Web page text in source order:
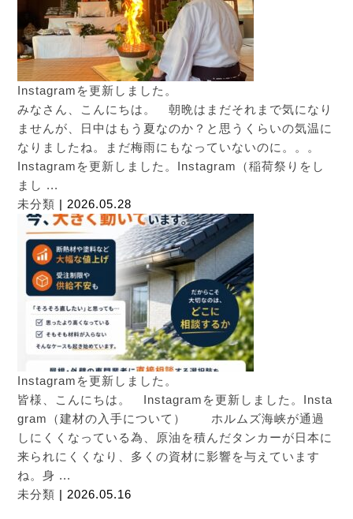
Instagramを更新しました。
みなさん、こんにちは。 朝晩はまだそれまで気になり
ませんが、日中はもう夏なのか？と思うくらいの気温に
なりましたね。まだ梅雨にもなっていないのに。。。
Instagramを更新しました。Instagram（稲荷祭りをし
まし ...
未分類 | 2026.05.28
Instagramを更新しました。
皆様、こんにちは。 Instagramを更新しました。Insta
gram（建材の入手について） ホルムズ海峡が通過
しにくくなっている為、原油を積んだタンカーが日本に
来られにくくなり、多くの資材に影響を与えています
ね。身 ...
未分類 | 2026.05.16